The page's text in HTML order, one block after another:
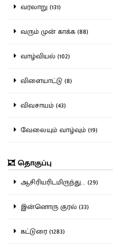
வரலாறு (131)
வரும் முன் காக்க (88)
வாழ்வியல் (102)
விளையாட்டு (8)
விவசாயம் (43)
வேலையும் வாழ்வும் (19)
தொகுப்பு
ஆசிரியரிடமிருந்து... (29)
இன்னொரு குரல் (33)
கட்டுரை (1283)